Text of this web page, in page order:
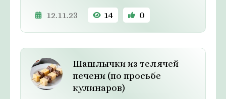
12.11.23 14 0
Шашлычки из телячей
печени (по просьбе
кулинаров)